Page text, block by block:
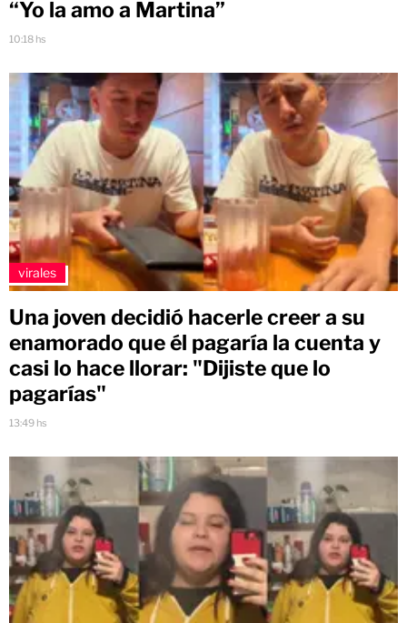
“Yo la amo a Martina”
10:18 hs
virales
Una joven decidió hacerle creer a su
enamorado que él pagaría la cuenta y
casi lo hace llorar: "Dijiste que lo
pagarías"
13:49 hs